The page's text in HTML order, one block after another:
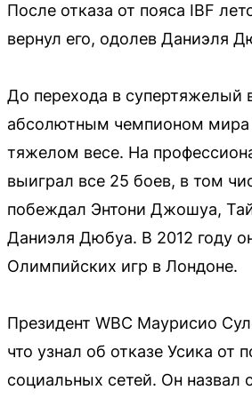
После отказа от пояса IBF
вернул его, одолев Даниэля
До перехода в супертяжелый
абсолютным чемпионом мира
тяжелом весе. На
выиграл все 25 боев, в том
побеждал Энтони Джошуа,
Даниэля Дюбуа. В 2012 году
Олимпийских игр в Лондоне.
Президент WBC Маурисио
что узнал об отказе Усика от
социальных сетей. Он назвал